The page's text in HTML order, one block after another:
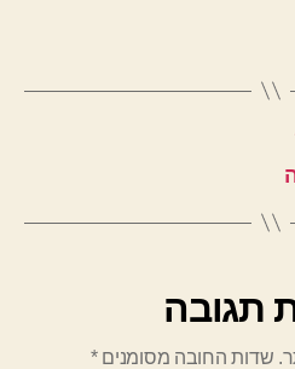
תגובה
שדות החובה מסומנים*